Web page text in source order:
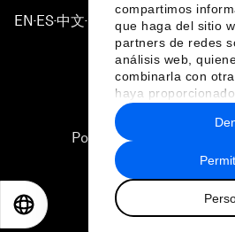
compartimos
que haga del sitio
partners de redes
análisis web,
combinarla con
haya
recopilado a partir
hecho de sus
EN ▪ES▪中文▪ 日本語
Política de privacidad y
Sitemap
2026 Foro